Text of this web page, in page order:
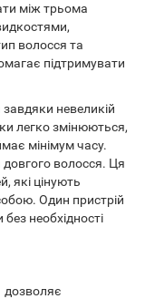
між трьома
волосся та
підтримувати
невеликій
легко змінюються,
мінімум часу.
довгого волосся. Ця
які цінують
Один пристрій
необхідності
дозволяє